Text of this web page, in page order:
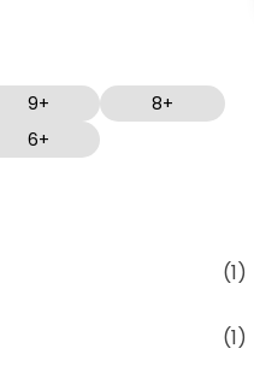
9+
8+
6+
(1)
(1)